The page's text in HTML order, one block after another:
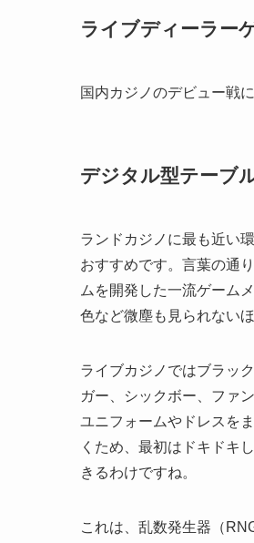
ライブディーラー
国内カジノのデビュー戦
デジタル型テーブ
ランドカジノに最も近い
おすすめです。言葉の通
ムを開発した一流ゲーム
色など微塵も見られない
ライブカジノではブラッ
ガー、シックボー、ファ
ユニフォームやドレスを
くため、最初はドキドキ
きるわけですね。
これは、乱数発生器（